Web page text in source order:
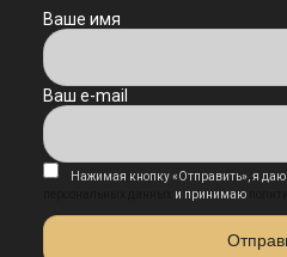
Ваше имя
Ваш e-mail
Нажимая кнопку «Отправить», я даю
и принимаю